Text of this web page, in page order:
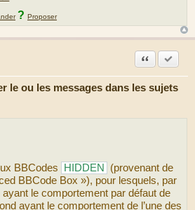
? Proposer
le ou les messages dans les sujets
Citation
BBCodes HIDDEN
(provenant de
BBCode Box »), pour lesquels, par
le comportement par défaut de
ayant le comportement de l’une des